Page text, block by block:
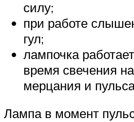
силу;
при работе
гул;
лампочка
время свечения
мерцания и
Лампа в момент